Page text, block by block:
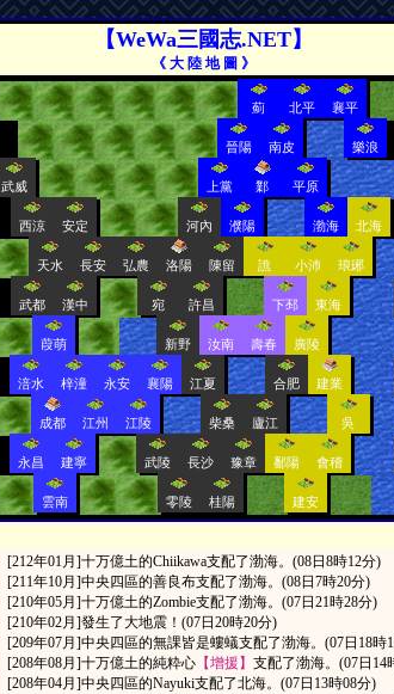
【WeWa三國志.NET】
《 大 陸 地 圖 》
薊 北平 襄平
晉陽 南皮 樂浪
武威 上黨 鄴 平原
西涼 安定 河內 濮陽 渤海 北海
天水 長安 弘農 洛陽 陳留 譙 小沛 琅琊
武都 漢中 宛 許昌 下邳 東海
葭萌 新野 汝南 壽春 廣陵
涪水 梓潼 永安 襄陽 江夏 合肥 建業
成都 江州 江陵 柴桑 廬江 吳
永昌 建寧 武陵 長沙 豫章 鄱陽 會稽
雲南 零陵 桂陽 建安
[212年01月]十万億土的Chiikawa支配了渤海。(08日8時12分)
[211年10月]中央四區的善良布支配了渤海。(08日7時20分)
[210年05月]十万億土的Zombie支配了渤海。(07日21時28分)
[210年02月]發生了大地震！(07日20時20分)
[209年07月]中央四區的無課皆是螻蟻支配了渤海。(07日18時
[208年08月]十万億土的純粋心 【增援】 支配了渤海。(07日14
[208年04月]中央四區的Nayuki支配了北海。(07日13時08分)